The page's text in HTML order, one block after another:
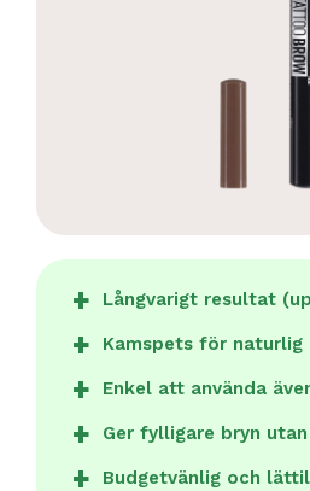
Långvarigt resultat
Kamspets för naturlig
Enkel att använda
Ger fylligare bryn
Budgetvänlig och